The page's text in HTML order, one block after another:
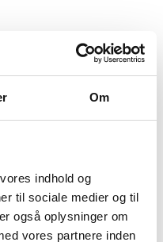
Om
indhold og
til sociale medier og til
også oplysninger om
vores partnere inden